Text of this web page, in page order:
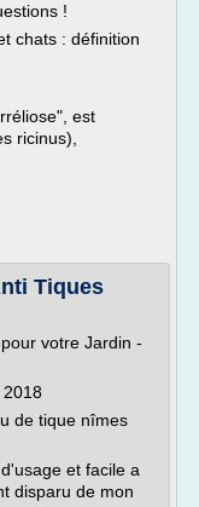
!
chats : définition
est
ricinus),
Tiques
votre Jardin -
de tique nîmes
et facile a
disparu de mon